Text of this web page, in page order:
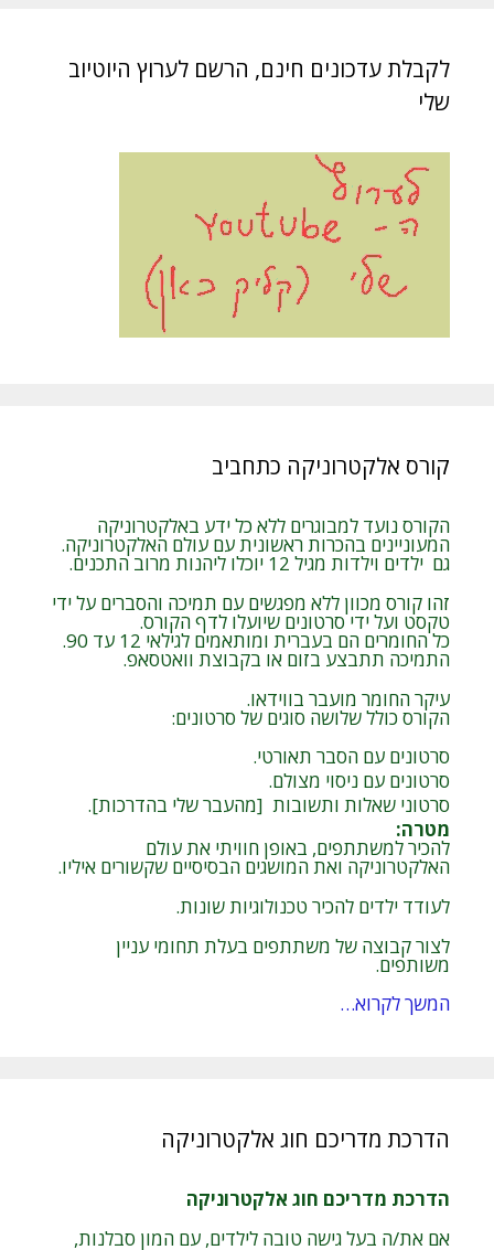
לקבלת עדכונים חינם, הרשם לערוץ היוטיוב
שלי
קורס אלקטרוניקה כתחביב
הקורס נועד למבוגרים ללא כל ידע באלקטרוניקה
המעוניינים בהכרות ראשונית עם עולם האלקטרוניקה.
גם ילדים וילדות מגיל 12 יוכלו ליהנות מרוב התכנים.
זהו קורס מכוון ללא מפגשים עם תמיכה והסברים על ידי
טקסט ועל ידי סרטונים שיועלו לדף הקורס.
כל החומרים הם בעברית ומותאמים לגילאי 12 עד 90.
התמיכה תתבצע בזום או בקבוצת וואטסאפ.
עיקר החומר מועבר בווידאו.
הקורס כולל שלושה סוגים של סרטונים:
סרטונים עם הסבר תאורטי.
סרטונים עם ניסוי מצולם.
סרטוני שאלות ותשובות [מהעבר שלי בהדרכות].
מטרה:
להכיר למשתתפים, באופן חוויתי את עולם
האלקטרוניקה ואת המושגים הבסיסיים שקשורים איליו.
לעודד ילדים להכיר טכנולוגיות שונות.
לצור קבוצה של משתתפים בעלת תחומי עניין
משותפים.
המשך לקרוא…
הדרכת מדריכם חוג אלקטרוניקה
הדרכת מדריכם חוג אלקטרוניקה
אם את/ה בעל גישה טובה לילדים, עם המון סבלנות,